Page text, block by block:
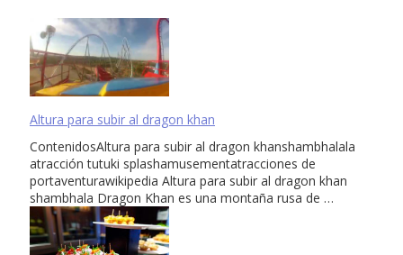
Altura para subir al dragon khan
ContenidosAltura para subir al dragon khanshambhalala
atracción tutuki splashamusementatracciones de
portaventurawikipedia Altura para subir al dragon khan
shambhala Dragon Khan es una montaña rusa de …